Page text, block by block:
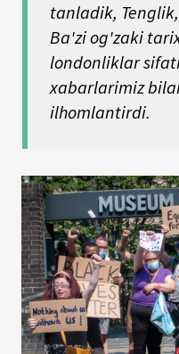
tanladik,
Ba'zi og'zaki
londonliklar
xabarlarimiz
ilhomlantirdi.